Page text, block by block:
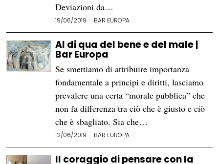
Deviazioni da…
19/06/2019 BAR EUROPA
Al di qua del bene e del male |
Bar Europa
Se smettiamo di attribuire importanza
fondamentale a principi e diritti, lasciamo
prevalere una certa “morale pubblica” che
non fa differenza tra ciò che è giusto e ciò
che è sbagliato. Sia che…
12/06/2019 BAR EUROPA
Il coraggio di pensare con la